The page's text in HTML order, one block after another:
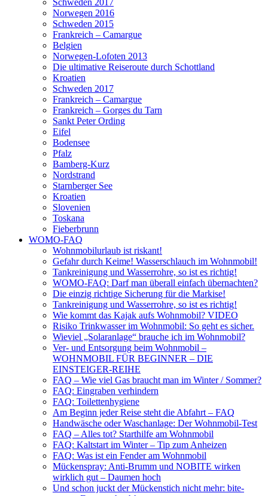
Norwegen 2016
Schweden 2015
Frankreich – Camargue
Belgien
Norwegen-Lofoten 2013
Die ultimative Reiseroute durch Schottland
Kroatien
Schweden 2017
Frankreich – Camargue
Frankreich – Gorges du Tarn
Sankt Peter Ording
Eifel
Bodensee
Pfalz
Bamberg-Kurz
Nordstrand
Starnberger See
Kroatien
Slovenien
Toskana
Fieberbrunn
WOMO-FAQ
Wohnmobilurlaub ist riskant!
Gefahr durch Keime! Wasserschlauch im Wohnmobil!
Tankreinigung und Wasserrohre, so ist es richtig!
WOMO-FAQ: Darf man überall einfach übernachten?
Die einzig richtige Sicherung für die Markise!
Tankreinigung und Wasserrohre, so ist es richtig!
Wie kommt das Kajak aufs Wohnmobil? VIDEO
Risiko Trinkwasser im Wohnmobil: So geht es sicher.
Wieviel „Solaranlage“ brauche ich im Wohnmobil?
Ver- und Entsorgung beim Wohnmobil –
WOHNMOBIL FÜR BEGINNER – DIE
EINSTEIGER-REIHE
FAQ – Wie viel Gas braucht man im Winter / Sommer?
FAQ: Eingraben verhindern
FAQ: Toilettenhygiene
Am Beginn jeder Reise steht die Abfahrt – FAQ
Handwäsche oder Waschanlage: Der Wohnmobil-Test
FAQ – Alles tot? Starthilfe am Wohnmobil
FAQ: Kaltstart im Winter – Tip zum Anheizen
FAQ: Was ist ein Fender am Wohnmobil
Mückenspray: Anti-Brumm und NOBITE wirken
wirklich gut – Daumen hoch
Und schon juckt der Mückenstich nicht mehr: bite-